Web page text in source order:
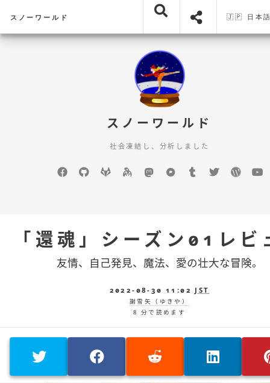
スノーワールド 🇯🇵 日本
スノーワールド
社会凍結し、分析しました
Facebook
GitHubGitLab keybasemastodonPixelfedTumblrTwitter
「還魂」シーズン01レビ
友情、自己発見、魔法、愛の壮大な冒険。
2022-08-30 11:02 JST
謝雪矢（ゆきや）
8 分で読めます